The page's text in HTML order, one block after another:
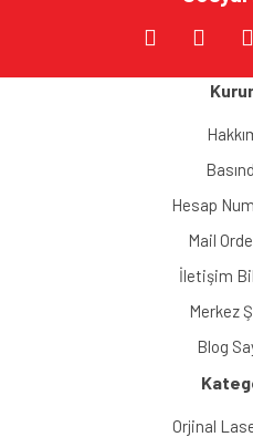
Hesap
Mail
İletişim
Merkez
Blog
Orjinal